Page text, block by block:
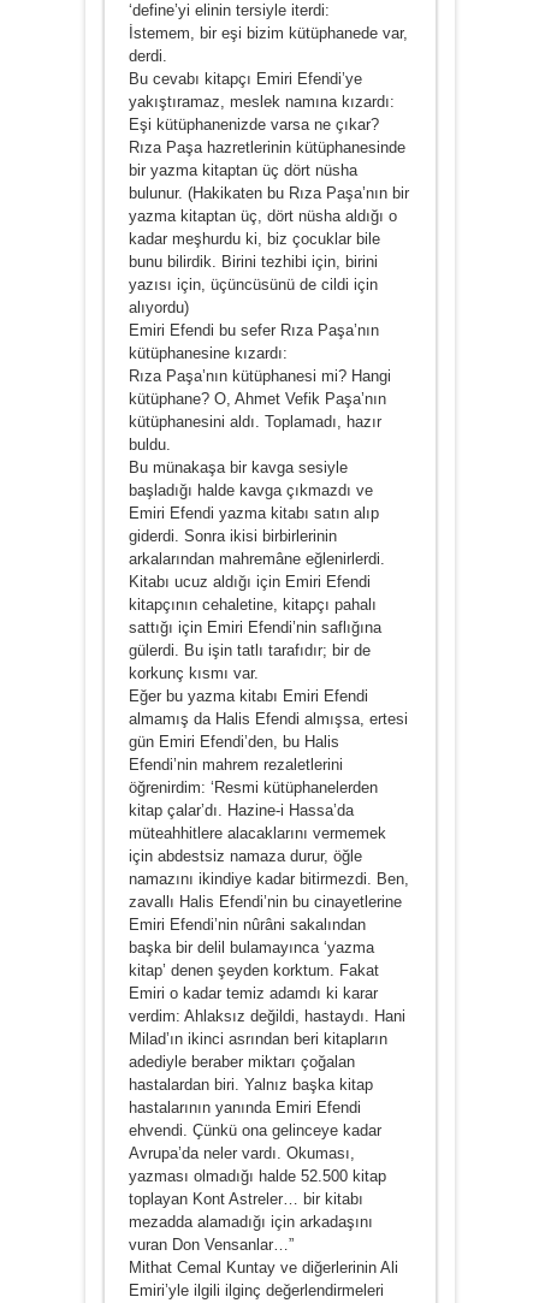
‘define’yi elinin tersiyle iterdi:
İstemem, bir eşi bizim kütüphanede var,
derdi.
Bu cevabı kitapçı Emiri Efendi’ye
yakıştıramaz, meslek namına kızardı:
Eşi kütüphanenizde varsa ne çıkar?
Rıza Paşa hazretlerinin kütüphanesinde
bir yazma kitaptan üç dört nüsha
bulunur. (Hakikaten bu Rıza Paşa’nın bir
yazma kitaptan üç, dört nüsha aldığı o
kadar meşhurdu ki, biz çocuklar bile
bunu bilirdik. Birini tezhibi için, birini
yazısı için, üçüncüsünü de cildi için
alıyordu)
Emiri Efendi bu sefer Rıza Paşa’nın
kütüphanesine kızardı:
Rıza Paşa’nın kütüphanesi mi? Hangi
kütüphane? O, Ahmet Vefik Paşa’nın
kütüphanesini aldı. Toplamadı, hazır
buldu.
Bu münakaşa bir kavga sesiyle
başladığı halde kavga çıkmazdı ve
Emiri Efendi yazma kitabı satın alıp
giderdi. Sonra ikisi birbirlerinin
arkalarından mahremâne eğlenirlerdi.
Kitabı ucuz aldığı için Emiri Efendi
kitapçının cehaletine, kitapçı pahalı
sattığı için Emiri Efendi’nin saflığına
gülerdi. Bu işin tatlı tarafıdır; bir de
korkunç kısmı var.
Eğer bu yazma kitabı Emiri Efendi
almamış da Halis Efendi almışsa, ertesi
gün Emiri Efendi’den, bu Halis
Efendi’nin mahrem rezaletlerini
öğrenirdim: ‘Resmi kütüphanelerden
kitap çalar’dı. Hazine-i Hassa’da
müteahhitlere alacaklarını vermemek
için abdestsiz namaza durur, öğle
namazını ikindiye kadar bitirmezdi. Ben,
zavallı Halis Efendi’nin bu cinayetlerine
Emiri Efendi’nin nûrâni sakalından
başka bir delil bulamayınca ‘yazma
kitap’ denen şeyden korktum. Fakat
Emiri o kadar temiz adamdı ki karar
verdim: Ahlaksız değildi, hastaydı. Hani
Milad’ın ikinci asrından beri kitapların
adediyle beraber miktarı çoğalan
hastalardan biri. Yalnız başka kitap
hastalarının yanında Emiri Efendi
ehvendi. Çünkü ona gelinceye kadar
Avrupa’da neler vardı. Okuması,
yazması olmadığı halde 52.500 kitap
toplayan Kont Astreler… bir kitabı
mezadda alamadığı için arkadaşını
vuran Don Vensanlar…”
Mithat Cemal Kuntay ve diğerlerinin Ali
Emiri’yle ilgili ilginç değerlendirmeleri